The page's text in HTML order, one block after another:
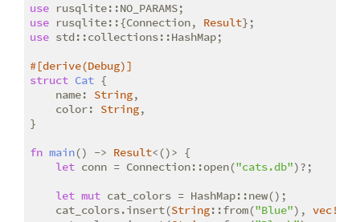
use
use rusqlite::{Connection, Result
use std::collections::HashMap;
#[derive(Debug)]
struct Cat {
    name:
String,
    color:
String,
}
fn main() -> Result<()> {
let conn = Connection::open("cats.db")?;
let mut cat_colors = HashMap::new();
    cat_colors.insert(
String::from("Blue"), vec!